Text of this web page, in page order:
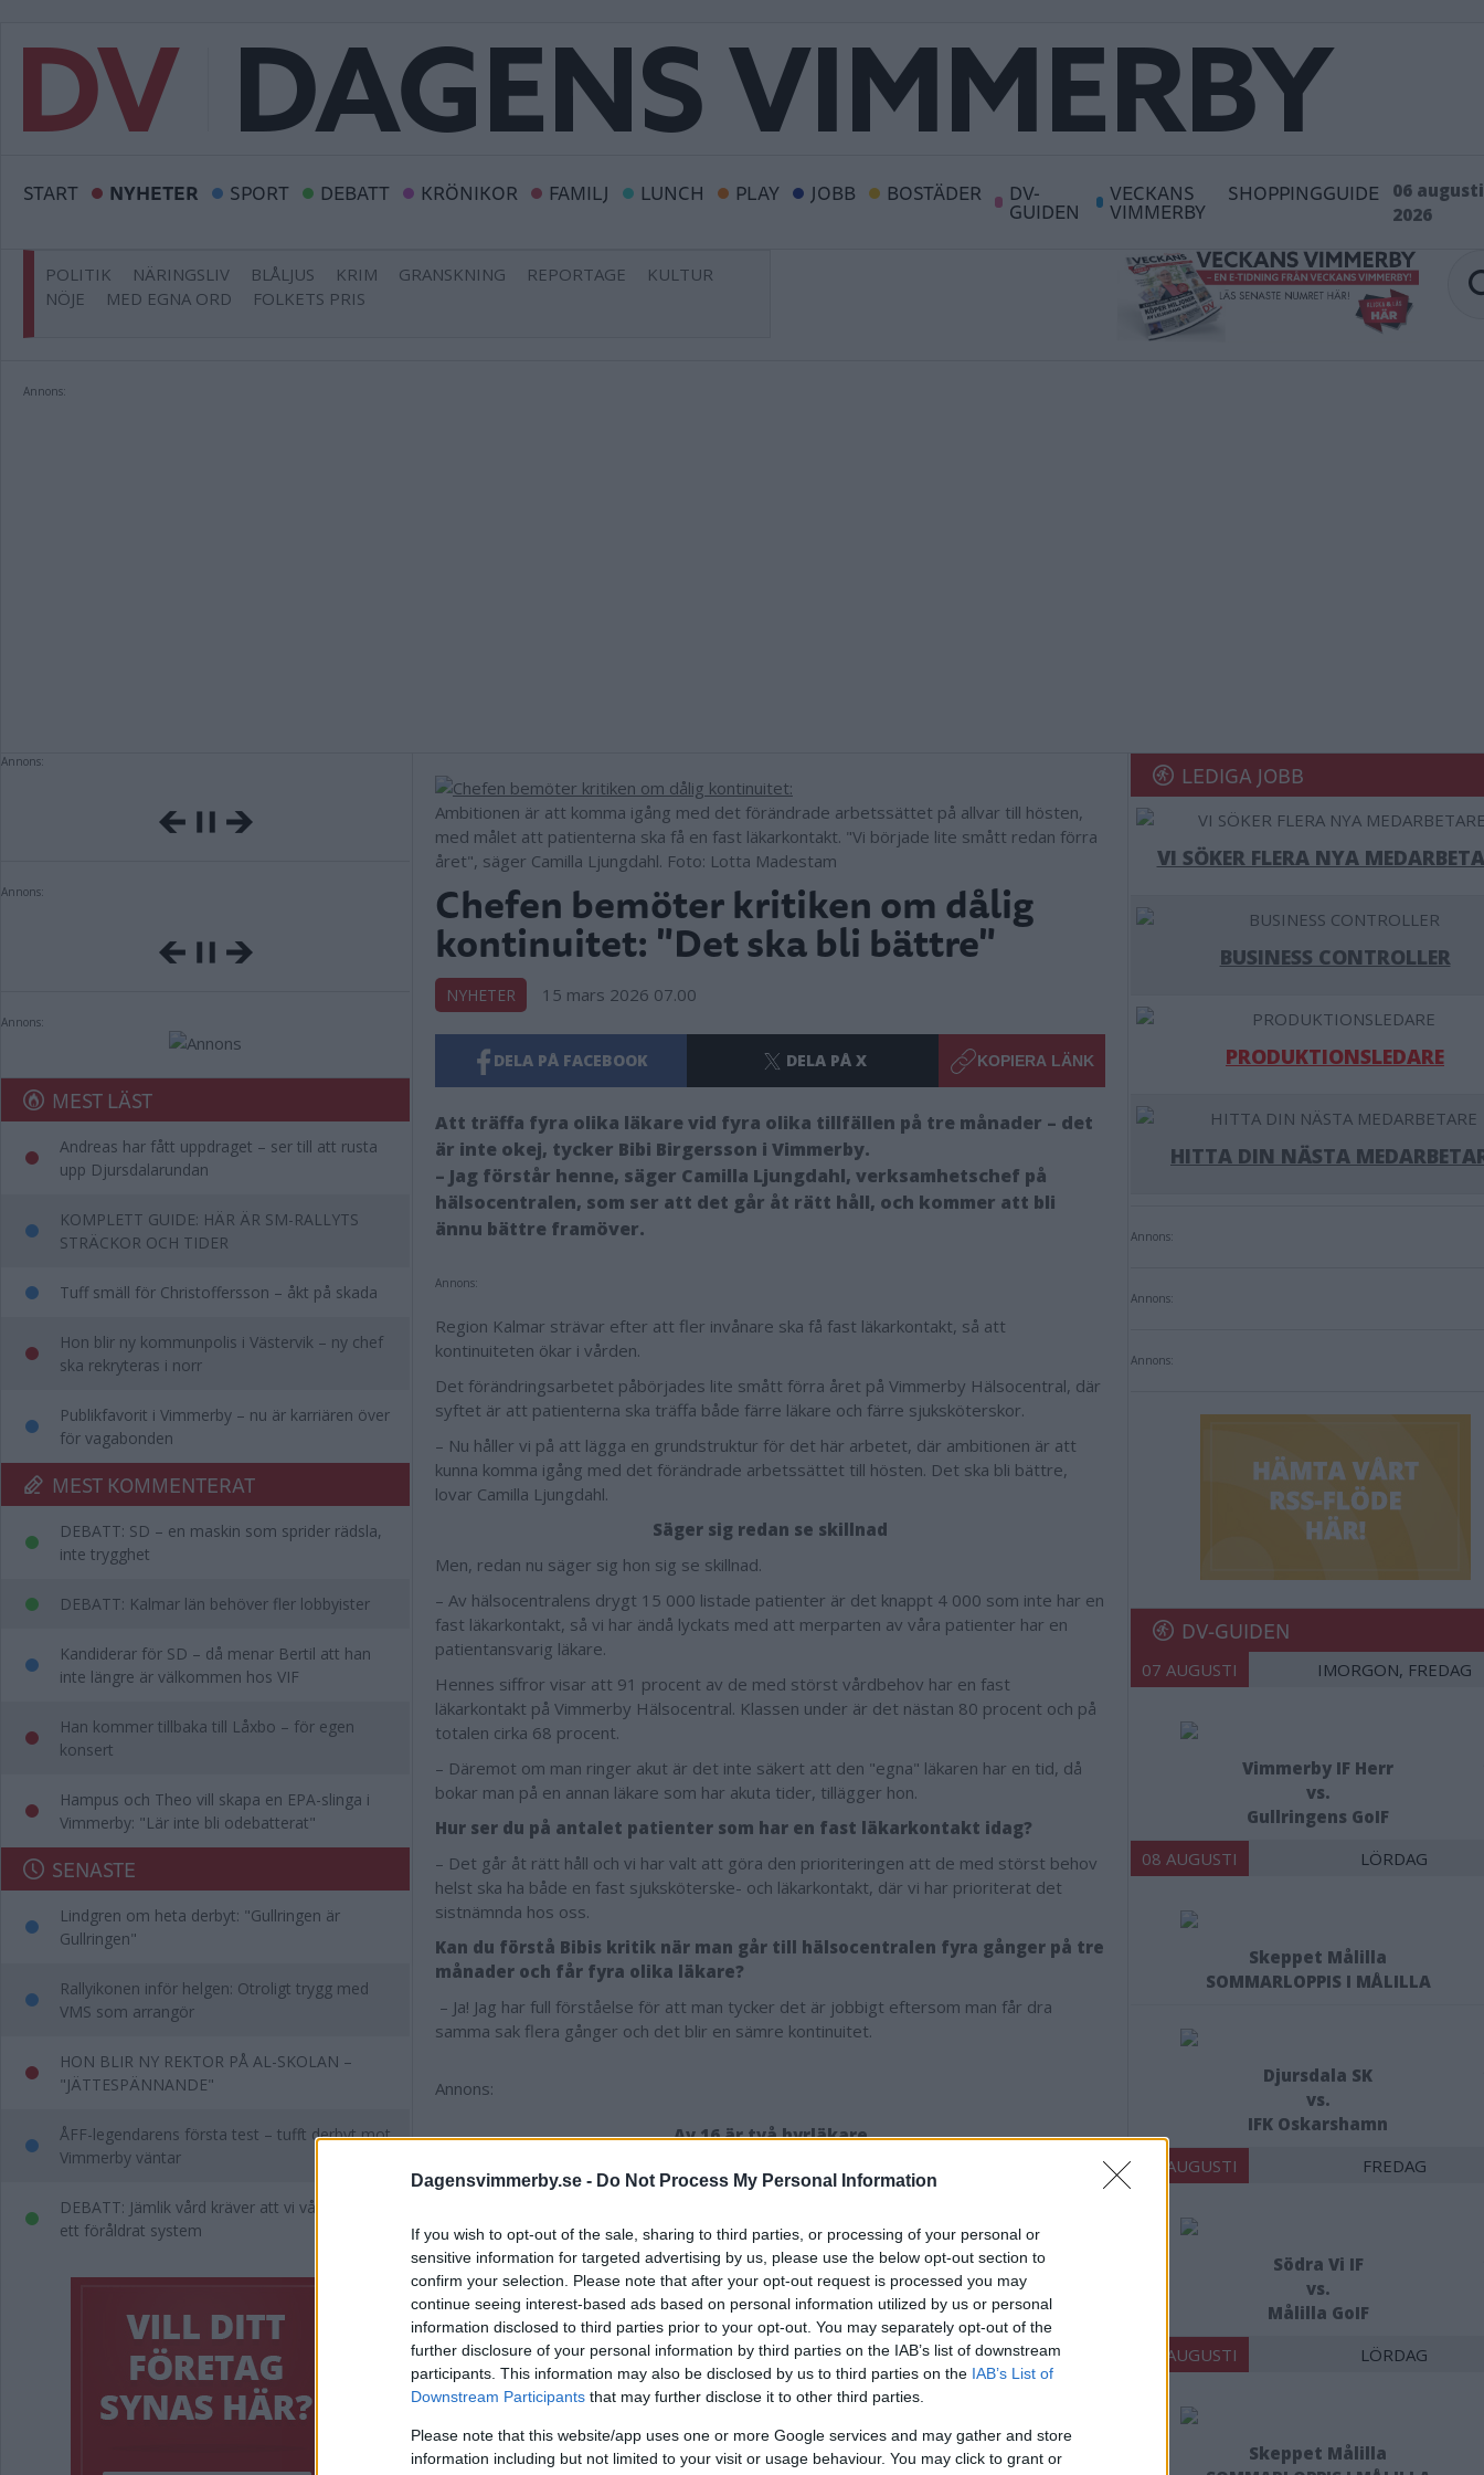
Dagensvimmerby.se - Do Not Process My Personal Information
If you wish to opt-out of the sale, sharing to third parties, or processing of your personal or
sensitive information for targeted advertising by us, please use the below opt-out section to
confirm your selection. Please note that after your opt-out request is processed you may
continue seeing interest-based ads based on personal information utilized by us or personal
information disclosed to third parties prior to your opt-out. You may separately opt-out of the
further disclosure of your personal information by third parties on the IAB’s list of downstream
participants. This information may also be disclosed by us to third parties on the IAB’s List of
Downstream Participants that may further disclose it to other third parties.
Please note that this website/app uses one or more Google services and may gather and store
information including but not limited to your visit or usage behaviour. You may click to grant or
START NYHETER SPORT DEBATT KRÖNIKOR FAMILJ LUNCH PLAY JOBB BOSTÄDER DV-
GUIDEN
VECKANS
VIMMERBY
SHOPPINGGUIDE
06 augusti
2026
POLITIK NÄRINGSLIV BLÅLJUS KRIM GRANSKNING REPORTAGE
KULTUR
NÖJE
MED EGNA ORD FOLKETS PRIS
Annons:
Annons:
Annons:
Annons:
MEST LÄST
Andreas har fått uppdraget – ser till att rusta
upp Djursdalarundan
KOMPLETT GUIDE: HÄR ÄR SM-RALLYTS
STRÄCKOR OCH TIDER
Tuff smäll för Christoffersson – åkt på skada
Hon blir ny kommunpolis i Västervik – ny chef
ska rekryteras i norr
Publikfavorit i Vimmerby – nu är karriären över
för vagabonden
MEST KOMMENTERAT
DEBATT: SD – en maskin som sprider rädsla,
inte trygghet
DEBATT: Kalmar län behöver fler lobbyister
Kandiderar för SD – då menar Bertil att han
inte längre är välkommen hos VIF
Han kommer tillbaka till Låxbo – för egen
konsert
Hampus och Theo vill skapa en EPA-slinga i
Vimmerby: "Lär inte bli odebatterat"
SENASTE
Lindgren om heta derbyt: "Gullringen är
Gullringen"
Rallyikonen inför helgen: Otroligt trygg med
VMS som arrangör
HON BLIR NY REKTOR PÅ AL-SKOLAN –
"JÄTTESPÄNNANDE"
ÅFF-legendarens första test – tufft derbyt mot
Vimmerby väntar
DEBATT: Jämlik vård kräver att vi vågar lämna
ett föråldrat system
Ambitionen är att komma igång med det förändrade arbetssättet på allvar till hösten,
med målet att patienterna ska få en fast läkarkontakt. "Vi började lite smått redan förra
året", säger Camilla Ljungdahl. Foto: Lotta Madestam
Chefen bemöter kritiken om dålig
kontinuitet: "Det ska bli bättre"
NYHETER 15 mars 2026 07.00
DELA PÅ FACEBOOK DELA PÅ X KOPIERA LÄNK
Att träffa fyra olika läkare vid fyra olika tillfällen på tre månader – det
är inte okej, tycker Bibi Birgersson i Vimmerby.
– Jag förstår henne, säger Camilla Ljungdahl, verksamhetschef på
hälsocentralen, som ser att det går åt rätt håll, och kommer att bli
ännu bättre framöver.
Annons:
Region Kalmar strävar efter att fler invånare ska få fast läkarkontakt, så att
kontinuiteten ökar i vården.
Det förändringsarbetet påbörjades lite smått förra året på Vimmerby Hälsocentral, där
syftet är att patienterna ska träffa både färre läkare och färre sjuksköterskor.
– Nu håller vi på att lägga en grundstruktur för det här arbetet, där ambitionen är att
kunna komma igång med det förändrade arbetssättet till hösten. Det ska bli bättre,
lovar Camilla Ljungdahl.
Säger sig redan se skillnad
Men, redan nu säger sig hon sig se skillnad.
– Av hälsocentralens drygt 15 000 listade patienter är det knappt 4 000 som inte har en
fast läkarkontakt, så vi har ändå lyckats med att merparten av våra patienter har en
patientansvarig läkare.
Hennes siffror visar att 91 procent av de med störst vårdbehov har en fast
läkarkontakt på Vimmerby Hälsocentral. Klassen under är det nästan 80 procent och på
totalen cirka 68 procent.
– Däremot om man ringer akut är det inte säkert att den "egna" läkaren har en tid, då
bokar man på en annan läkare som har akuta tider, tillägger hon.
Hur ser du på antalet patienter som har en fast läkarkontakt idag?
– Det går åt rätt håll och vi har valt att göra den prioriteringen att de med störst behov
helst ska ha både en fast sjuksköterske- och läkarkontakt, där vi har prioriterat det
sistnämnda hos oss.
Kan du förstå Bibis kritik när man går till hälsocentralen fyra gånger på tre
månader och får fyra olika läkare?
– Ja! Jag har full förståelse för att man tycker det är jobbigt eftersom man får dra
samma sak flera gånger och det blir en sämre kontinuitet.
Annons:
Av 16 är två hyrläkare
Problemet med dålig kontinuitet i vården beror dock inte på bristen på fasta läkare,
hävdar Camilla Ljungdahl och redogör för läkarsituationen i Vimmerby.
Sett till antalet listade patienter ska hälsocentralen ha 15 distriktsläkare. Idag har man
16 läkare, av dem är tio distriktsläkare, varav hälften jobbar heltid. Övriga är ST-läkare
eller legitimerade läkare som får ha en mycket begränsad patientlista eller ingen alls.
Utöver de 16 läkarna har man två hyrläkare.
– Vi har tio-tolv läkare i tjänst varje dag. I och med att vi är en helgöppen hälsocentral,
har vi läkare som bemannar på helgen och vi har också beredskapsuppdrag. Det innebär
att en distriktsläkare har beredskap klockan 17-08, oavsett om det är vardag eller helg.
Det uppdraget delar vi med Hultsfred, som har en egen läkare, Mörlunda, som bara har
hyrläkare, och de två privatläkarna i Virserum. Hyrläkare får inte ha beredskap, utan det
har våra distriktsläkare och den fasta läkaren i Hultsfred.
LEDIGA JOBB
VI SÖKER FLERA NYA
BUSINESS CONTROLLER
PRODUKTIONSLEDARE
HITTA DIN NÄSTA
Annons:
Annons:
Annons:
DV-GUIDEN
07 AUGUSTI IMORGON, FREDAG
Vimmerby IF Herr
vs.
Gullringens GoIF
08 AUGUSTI LÖRDAG
Skeppet Målilla
SOMMARLOPPIS I MÅLILLA
Djursdala SK
vs.
IFK Oskarshamn
14 AUGUSTI FREDAG
Södra Vi IF
vs.
Målilla GoIF
15 AUGUSTI LÖRDAG
Skeppet Målilla